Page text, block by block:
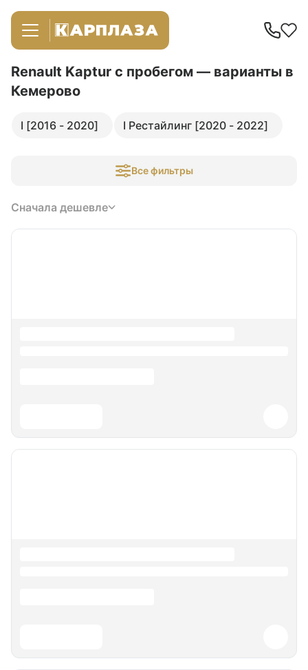
Renault Kaptur с пробегом — варианты в
Кемерово
I [2016 - 2020] I Рестайлинг [2020 - 2022]
Все фильтры
Сначала дешевле